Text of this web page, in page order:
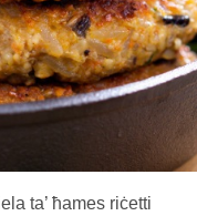
ta’ ħames riċetti